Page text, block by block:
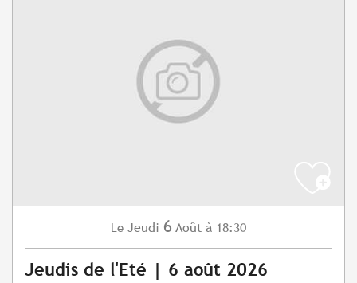
Le Jeudi 6 Août à 18:30
Jeudis de l'Eté | 6 août 2026